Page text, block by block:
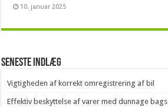
10. januar 2025
Seneste indlæg
Vigtigheden af korrekt omregistrering af bil
Effektiv beskyttelse af varer med dunnage bags